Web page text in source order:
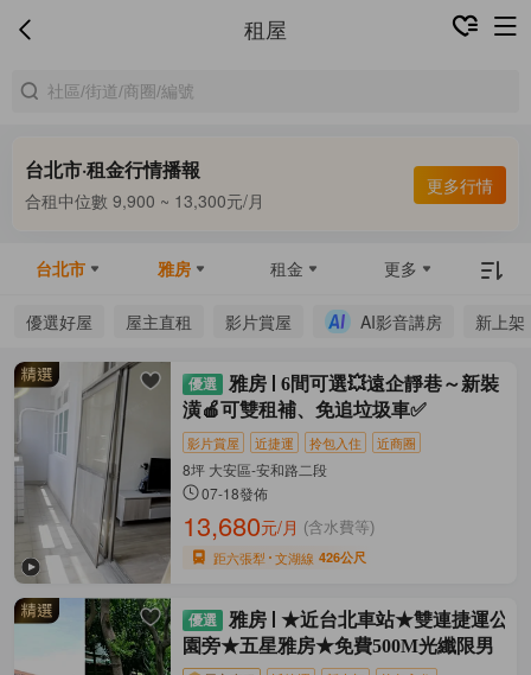
租屋
台北市·租金行情播報
合租中位數 9,900 ~ 13,300元/月
更多行情
台北市 雅房 租金 更多
優選好屋 屋主直租 影片賞屋 AI影音講房 新上架
雅房
6間可選💥遠企靜巷～新裝
潢🍎可雙租補、免追垃圾車✅
影片賞屋 近捷運 拎包入住 近商圈
8坪 大安區-安和路二段
07-18發佈
13,680元/月 (含水費等)
距六張犁 文湖線 426公尺
雅房
★近台北車站★雙連捷運公
園旁★五星雅房★免費500M光纖限男